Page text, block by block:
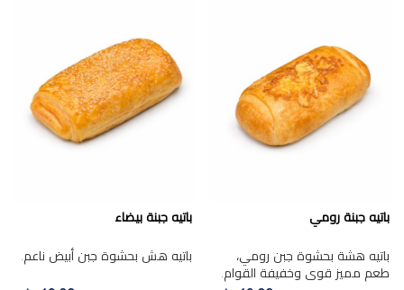
باتيه جبنة رومي
باتيه هشة بحشوة جبن رومي،
طعم مميز قوي وخفيفة القوام.
باتيه جبنة بيضاء
باتيه هش بحشوة جبن أبيض ناعم.